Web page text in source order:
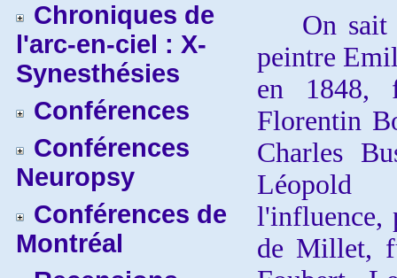
Chroniques de
l'arc-en-ciel : X-
Synesthésies
Conférences
Conférences
Neuropsy
Conférences de
Montréal
On sait
peintre
en 1848,
Florentin
Charles
Léopold
l'influence,
de Millet,